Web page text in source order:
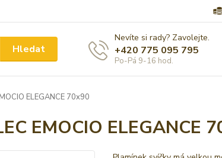
Hledat
Nevíte si rady? Zavolejte.
+420 775 095 795
Po-Pá 9-16 hod.
ELEGANCE 70x90
EMOCIO ELEGANCE